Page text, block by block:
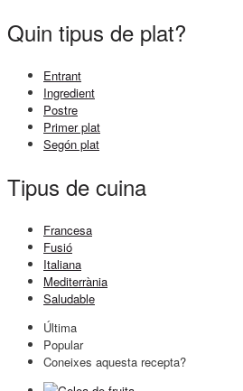
Quin tipus de plat?
Entrant
Ingredient
Postre
Primer plat
Segón plat
Tipus de cuina
Francesa
Fusió
Italiana
Mediterrània
Saludable
Última
Popular
Coneixes aquesta recepta?